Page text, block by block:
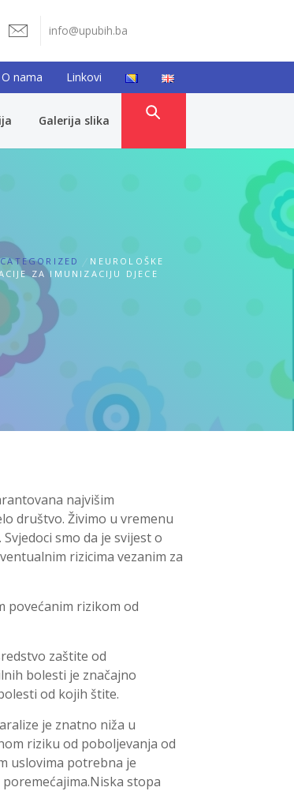
info@upubih.ba
O nama Linkovi
Galerija slika
NEUROLOŠKE
ZA IMUNIZACIJU DJECE
najvišim
društvo. Živimo u vremenu
smo da je svijest o
rizicima vezanim za
povećanim rizikom od
zaštite od
bolesti je značajno
od kojih štite.
je znatno niža u
riziku od poboljevanja od
uslovima potrebna je
stopa